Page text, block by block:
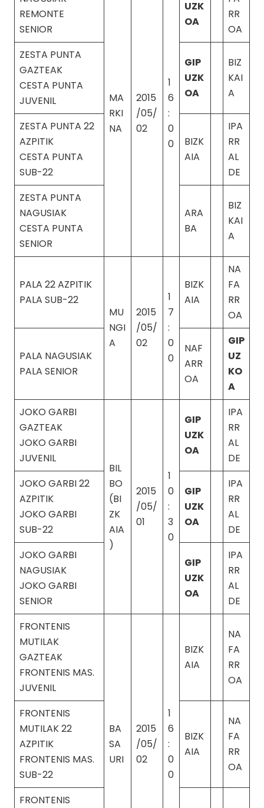
REMONTE
SENIOR
MA
RKI
NA
2015
/05/
02
1
6
:
0
0
UZK
OA
RR
OA
ZESTA PUNTA
GAZTEAK
CESTA PUNTA
JUVENIL
GIP
UZK
OA
BIZ
KAI
A
ZESTA PUNTA 22
AZPITIK
CESTA PUNTA
SUB-22
BIZK
AIA
IPA
RR
AL
DE
ZESTA PUNTA
NAGUSIAK
CESTA PUNTA
SENIOR
ARA
BA
BIZ
KAI
A
PALA 22 AZPITIK
PALA SUB-22
MU
NGI
A
2015
/05/
02
1
7
:
0
0
BIZK
AIA
NA
FA
RR
OA
PALA NAGUSIAK
PALA SENIOR
NAF
ARR
OA
GIP
UZ
KO
A
JOKO GARBI
GAZTEAK
JOKO GARBI
JUVENIL
BIL
BO
(BI
ZK
AIA
)
2015
/05/
01
1
0
:
3
0
GIP
UZK
OA
IPA
RR
AL
DE
JOKO GARBI 22
AZPITIK
JOKO GARBI
SUB-22
GIP
UZK
OA
IPA
RR
AL
DE
JOKO GARBI
NAGUSIAK
JOKO GARBI
SENIOR
GIP
UZK
OA
IPA
RR
AL
DE
FRONTENIS
MUTILAK
GAZTEAK
FRONTENIS MAS.
JUVENIL
BA
SA
URI
2015
/05/
02
1
6
:
0
0
BIZK
AIA
NA
FA
RR
OA
FRONTENIS
MUTILAK 22
AZPITIK
FRONTENIS MAS.
SUB-22
BIZK
AIA
NA
FA
RR
OA
FRONTENIS